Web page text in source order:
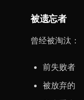
被遗忘者
曾经被淘汰：
前失败者
被放弃的